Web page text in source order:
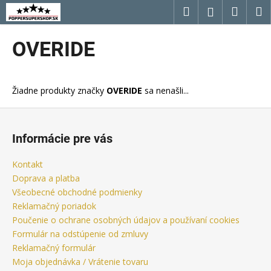
Prejsť
na
obsah
Hľadať
OVERIDE
Žiadne produkty značky OVERIDE sa nenašli...
K
o
o
p
o
r
e
b
u
j
e
t
e
Informácie pre vás
Kontakt
Doprava a platba
Všeobecné obchodné podmienky
Reklamačný poriadok
Poučenie o ochrane osobných údajov a používaní cookies
Formulár na odstúpenie od zmluvy
Reklamačný formulár
Moja objednávka / Vrátenie tovaru